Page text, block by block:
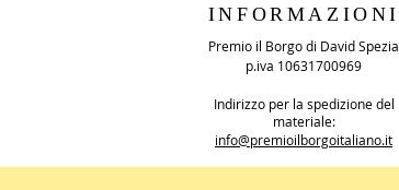
INFORMAZIONI
Premio il Borgo di David Spezia
p.iva 10631700969
Indirizzo per la spedizione del
materiale:
info@premioilborgoitaliano.it